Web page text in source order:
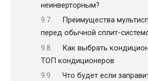
неинверторным?
Преимущества
перед обычной сплит-
Как выбрать
ТОП кондиционеров
Что будет если